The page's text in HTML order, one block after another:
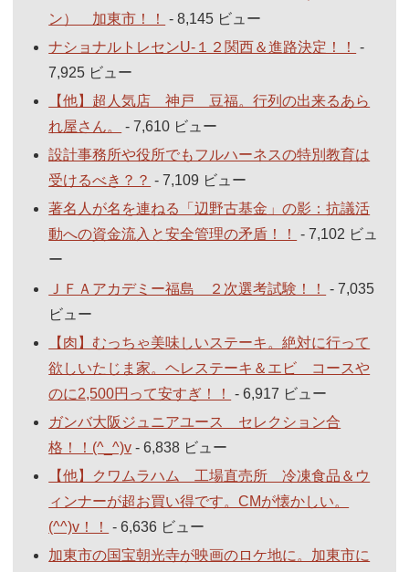
ン） 加東市！！
- 8,145 ビュー
ナショナルトレセンU-１２関西＆進路決定！！
-
7,925 ビュー
【他】超人気店 神戸 豆福。行列の出来るあら
れ屋さん。
- 7,610 ビュー
設計事務所や役所でもフルハーネスの特別教育は
受けるべき？？ - 7,109 ビュー
著名人が名を連ねる「辺野古基金」の影：抗議活
動への資金流入と安全管理の矛盾！！
- 7,102 ビュ
ー
ＪＦＡアカデミー福島 ２次選考試験！！
- 7,035
ビュー
【肉】むっちゃ美味しいステーキ。絶対に行って
欲しいたじま家。ヘレステーキ＆エビ コースや
のに2,500円って安すぎ！！
- 6,917 ビュー
ガンバ大阪ジュニアユース セレクション合
格！！(^_^)v - 6,838 ビュー
【他】クワムラハム 工場直売所 冷凍食品＆ウ
ィンナーが超お買い得です。CMが懐かしい。
(^^)v！！
- 6,636 ビュー
加東市の国宝朝光寺が映画のロケ地に。加東市に